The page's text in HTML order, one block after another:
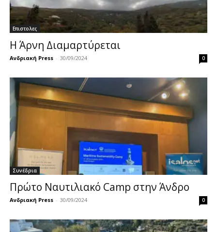
Επιστολες
Η Άρνη Διαμαρτύρεται
Ανδριακή Press - 30/09/2024 0
Συνέδρια
Πρώτο Ναυτιλιακό Camp στην Άνδρο
Ανδριακή Press - 30/09/2024 0